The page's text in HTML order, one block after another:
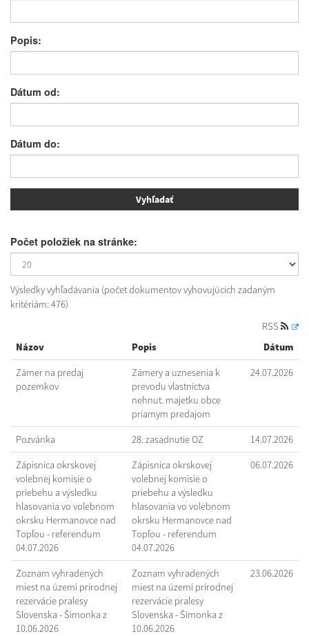
Popis:
Dátum od:
Dátum do:
Počet položiek na stránke:
Výsledky vyhľadávania (počet dokumentov vyhovujúcich zadaným
kritériám: 476)
RSS
Názov
Popis Dátum
Zámer na predaj
pozemkov
Zámery a uznesenia k
prevodu vlastníctva
nehnut. majetku obce
priamym predajom
24.07.2026
Pozvánka 28. zasadnutie OZ 14.07.2026
Zápisnica okrskovej
volebnej komisie o
priebehu a výsledku
hlasovania vo volebnom
okrsku Hermanovce nad
Topľou - referendum
04.07.2026
Zápisnica okrskovej
volebnej komisie o
priebehu a výsledku
hlasovania vo volebnom
okrsku Hermanovce nad
Topľou - referendum
04.07.2026
06.07.2026
Zoznam vyhradených
miest na území prírodnej
rezervácie pralesy
Slovenska - Šimonka z
10.06.2026
Zoznam vyhradených
miest na území prírodnej
rezervácie pralesy
Slovenska - Šimonka z
10.06.2026
23.06.2026